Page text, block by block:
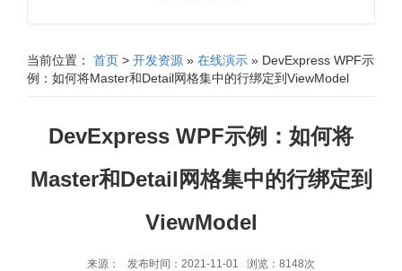
当前位置： 首页 > 开发资源 » 在线演示 » DevExpress WPF示
例：如何将Master和Detail网格集中的行绑定到ViewModel
DevExpress WPF示例：如何将
Master和Detail网格集中的行绑定到
ViewModel
来源： 发布时间：2021-11-01 浏览：8148次